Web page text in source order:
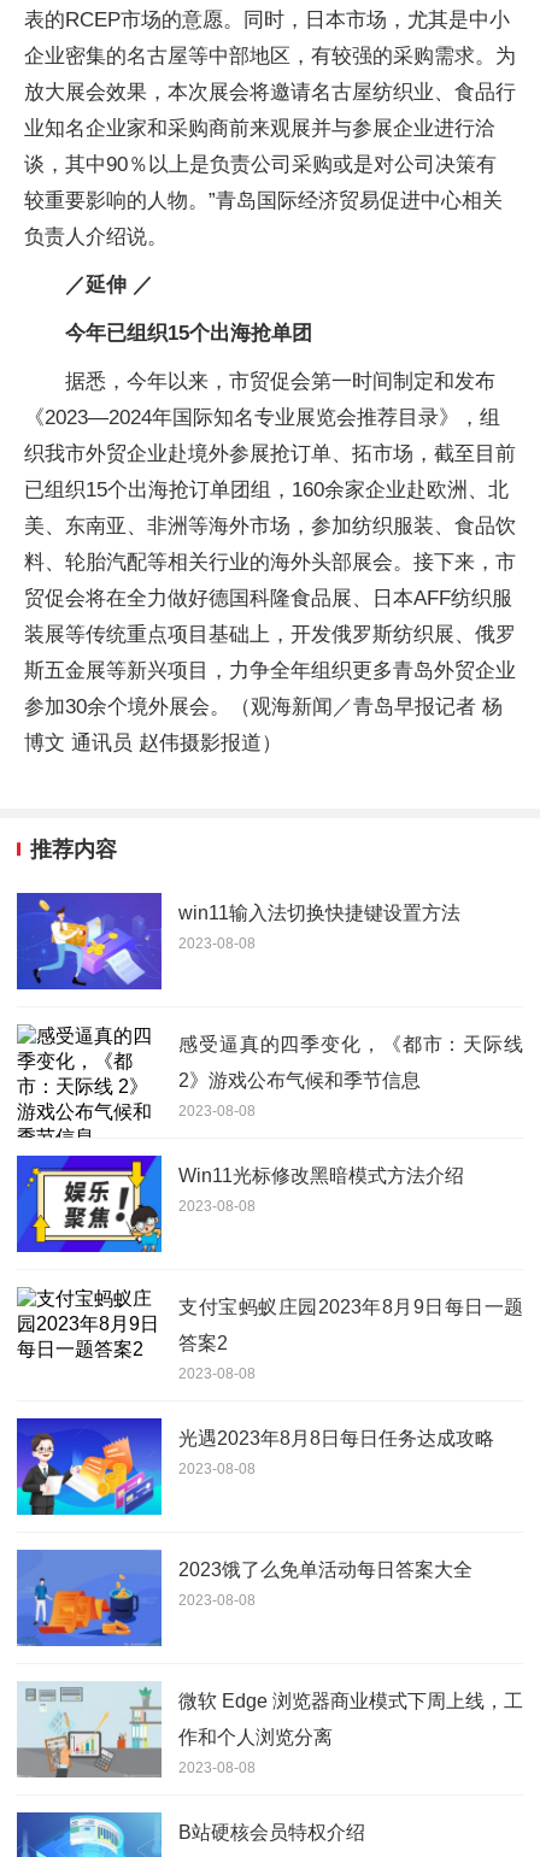
表的RCEP市场的意愿。同时，日本市场，尤其是中小
企业密集的名古屋等中部地区，有较强的采购需求。为
放大展会效果，本次展会将邀请名古屋纺织业、食品行
业知名企业家和采购商前来观展并与参展企业进行洽
谈，其中90％以上是负责公司采购或是对公司决策有
较重要影响的人物。”青岛国际经济贸易促进中心相关
负责人介绍说。
／延伸 ／
今年已组织15个出海抢单团
据悉，今年以来，市贸促会第一时间制定和发布
《2023—2024年国际知名专业展览会推荐目录》，组
织我市外贸企业赴境外参展抢订单、拓市场，截至目前
已组织15个出海抢订单团组，160余家企业赴欧洲、北
美、东南亚、非洲等海外市场，参加纺织服装、食品饮
料、轮胎汽配等相关行业的海外头部展会。接下来，市
贸促会将在全力做好德国科隆食品展、日本AFF纺织服
装展等传统重点项目基础上，开发俄罗斯纺织展、俄罗
斯五金展等新兴项目，力争全年组织更多青岛外贸企业
参加30余个境外展会。（观海新闻／青岛早报记者 杨
博文 通讯员 赵伟摄影报道）
推荐内容
win11输入法切换快捷键设置方法
2023-08-08
感受逼真的四季变化，《都市：天际线
2》游戏公布气候和季节信息
2023-08-08
Win11光标修改黑暗模式方法介绍
2023-08-08
支付宝蚂蚁庄园2023年8月9日每日一题
答案2
2023-08-08
光遇2023年8月8日每日任务达成攻略
2023-08-08
2023饿了么免单活动每日答案大全
2023-08-08
微软 Edge 浏览器商业模式下周上线，工
作和个人浏览分离
2023-08-08
B站硬核会员特权介绍